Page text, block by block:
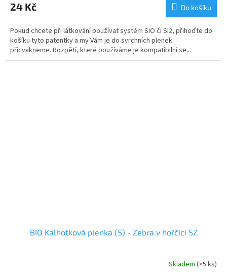
24 Kč Do košíku
Pokud chcete při látkování používat systém SIO či SI2, přihoďte do
košíku tyto patentky a my Vám je do svrchních plenek
přicvakneme. Rozpětí, které používáme je kompatibilní se...
BIO Kalhotková plenka (S) - Zebra v hořčici SZ
Skladem (>5 ks)